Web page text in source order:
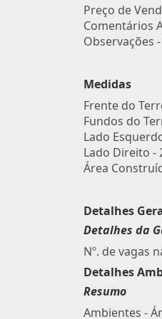
Preço de
Comentários
Observações
Medidas
Frente do
Fundos do
Lado
Lado Direito -
Área
Detalhes
Detalhes da
Nº. de vagas
Detalhes
Resumo
Ambientes -